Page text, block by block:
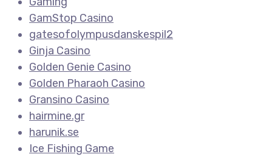
GamStop Casino
gatesofolympusdanskespil2
Ginja Casino
Golden Genie Casino
Golden Pharaoh Casino
Gransino Casino
hairmine.gr
harunik.se
Ice Fishing Game